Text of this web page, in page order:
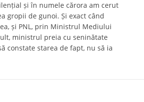
și în numele cărora am cerut
gropii de gunoi. Și exact când
și PNL, prin Ministrul Mediului
ministrul preia cu seninătate
constate starea de fapt, nu să ia